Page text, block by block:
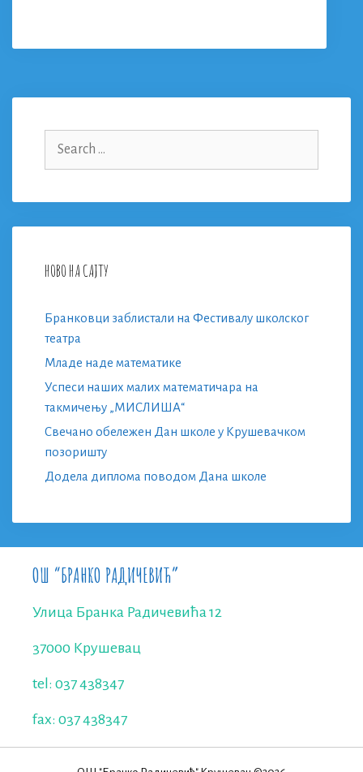
НОВО НА САЈТУ
Бранковци заблистали на Фестивалу школског
театра
Младе наде математике
Успеси наших малих математичара на
такмичењу „МИСЛИША“
Свечано обележен Дан школе у Крушевачком
позоришту
Додела диплома поводом Дана школе
ОШ “БРАНКО РАДИЧЕВИЋ”
Улица Бранка Радичевића 12
37000 Крушевац
tel: 037 438347
fax: 037 438347